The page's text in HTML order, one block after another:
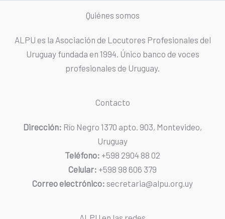
Quiénes somos
ALPU es la Asociación de Locutores Profesionales del
Uruguay fundada en 1994. Único banco de voces
profesionales de Uruguay.
Contacto
Dirección: Río Negro 1370 apto. 903, Montevideo,
Uruguay
Teléfono: +598 2904 88 02
Celular: +598 98 606 379
Correo electrónico: secretaria@alpu.org.uy